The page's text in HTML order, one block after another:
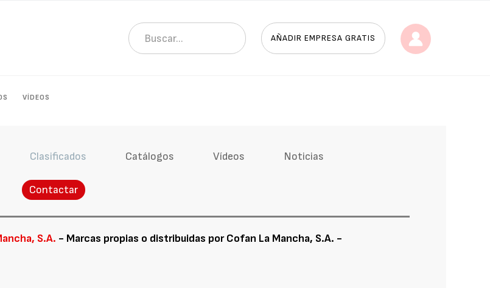
AÑADIR EMPRESA GRATIS
VÍDEOS
Clasificados Catálogos Vídeos Noticias
Contactar
S.A. - Marcas propias o distribuidas por Cofan La Mancha, S.A. -